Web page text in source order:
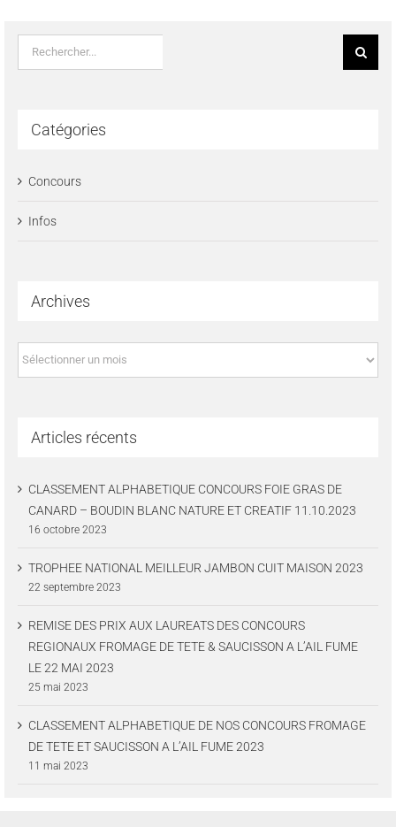
Rechercher:
Catégories
Concours
Infos
Archives
Archives
Articles récents
CLASSEMENT ALPHABETIQUE CONCOURS FOIE GRAS DE
CANARD – BOUDIN BLANC NATURE ET CREATIF 11.10.2023
16 octobre 2023
TROPHEE NATIONAL MEILLEUR JAMBON CUIT MAISON 2023
22 septembre 2023
REMISE DES PRIX AUX LAUREATS DES CONCOURS
REGIONAUX FROMAGE DE TETE & SAUCISSON A L’AIL FUME
LE 22 MAI 2023
25 mai 2023
CLASSEMENT ALPHABETIQUE DE NOS CONCOURS FROMAGE
DE TETE ET SAUCISSON A L’AIL FUME 2023
11 mai 2023